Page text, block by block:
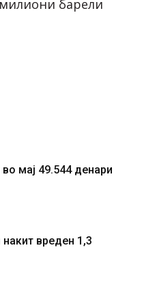
барели
мај 49.544 денари
вреден 1,3